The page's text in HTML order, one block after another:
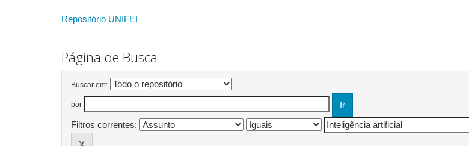
Repositório UNIFEI
Página de Busca
Buscar em:
por
Filtros correntes: